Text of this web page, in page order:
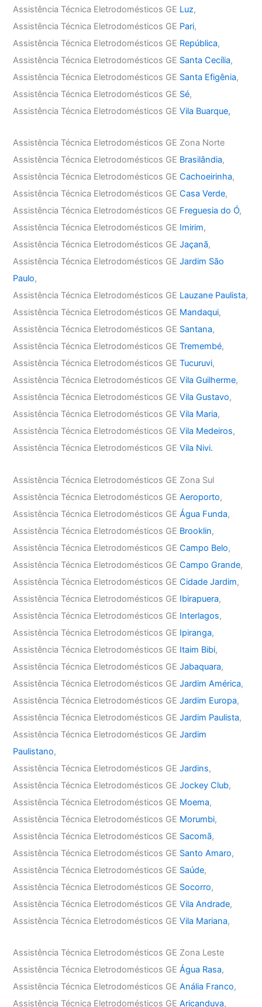
Assistência Técnica Eletrodomésticos GE Luz,
Assistência Técnica Eletrodomésticos GE Pari,
Assistência Técnica Eletrodomésticos GE República,
Assistência Técnica Eletrodomésticos GE Santa Cecília,
Assistência Técnica Eletrodomésticos GE Santa Efigênia,
Assistência Técnica Eletrodomésticos GE Sé,
Assistência Técnica Eletrodomésticos GEVila Buarque,
Assistência Técnica Eletrodomésticos GE Zona Norte
Assistência Técnica Eletrodomésticos GE Brasilândia,
Assistência Técnica Eletrodomésticos GECachoeirinha,
Assistência Técnica Eletrodomésticos GECasa Verde,
Assistência Técnica Eletrodomésticos GE Freguesia do Ó,
Assistência Técnica Eletrodomésticos GE Imirim,
Assistência Técnica Eletrodomésticos GEJaçanã,
Assistência Técnica Eletrodomésticos GEJardim São
Paulo,
Assistência Técnica Eletrodomésticos GE Lauzane Paulista,
Assistência Técnica Eletrodomésticos GE Mandaqui,
Assistência Técnica Eletrodomésticos GE Santana,
Assistência Técnica Eletrodomésticos GETremembé,
Assistência Técnica Eletrodomésticos GETucuruvi,
Assistência Técnica Eletrodomésticos GEVila Guilherme,
Assistência Técnica Eletrodomésticos GEVila Gustavo,
Assistência Técnica Eletrodomésticos GEVila Maria,
Assistência Técnica Eletrodomésticos GEVila Medeiros,
Assistência Técnica Eletrodomésticos GEVila Nivi.
Assistência Técnica Eletrodomésticos GE Zona Sul
Assistência Técnica Eletrodomésticos GEAeroporto,
Assistência Técnica Eletrodomésticos GEÁgua Funda,
Assistência Técnica Eletrodomésticos GE Brooklin,
Assistência Técnica Eletrodomésticos GECampo Belo,
Assistência Técnica Eletrodomésticos GECampo Grande,
Assistência Técnica Eletrodomésticos GECidade Jardim,
Assistência Técnica Eletrodomésticos GE Ibirapuera,
Assistência Técnica Eletrodomésticos GE Interlagos,
Assistência Técnica Eletrodomésticos GE Ipiranga,
Assistência Técnica Eletrodomésticos GE Itaim Bibi,
Assistência Técnica Eletrodomésticos GEJabaquara,
Assistência Técnica Eletrodomésticos GEJardim América,
Assistência Técnica Eletrodomésticos GEJardim Europa,
Assistência Técnica Eletrodomésticos GEJardim Paulista,
Assistência Técnica Eletrodomésticos GEJardim
Paulistano,
Assistência Técnica Eletrodomésticos GEJardins,
Assistência Técnica Eletrodomésticos GEJockey Club,
Assistência Técnica Eletrodomésticos GE Moema,
Assistência Técnica Eletrodomésticos GE Morumbi,
Assistência Técnica Eletrodomésticos GE Sacomã,
Assistência Técnica Eletrodomésticos GE Santo Amaro,
Assistência Técnica Eletrodomésticos GE Saúde,
Assistência Técnica Eletrodomésticos GE Socorro,
Assistência Técnica Eletrodomésticos GEVila Andrade,
Assistência Técnica Eletrodomésticos GEVila Mariana,
Assistência Técnica Eletrodomésticos GE Zona Leste
Assistência Técnica Eletrodomésticos GEÁgua Rasa,
Assistência Técnica Eletrodomésticos GEAnália Franco,
Assistência Técnica Eletrodomésticos GEAricanduva,